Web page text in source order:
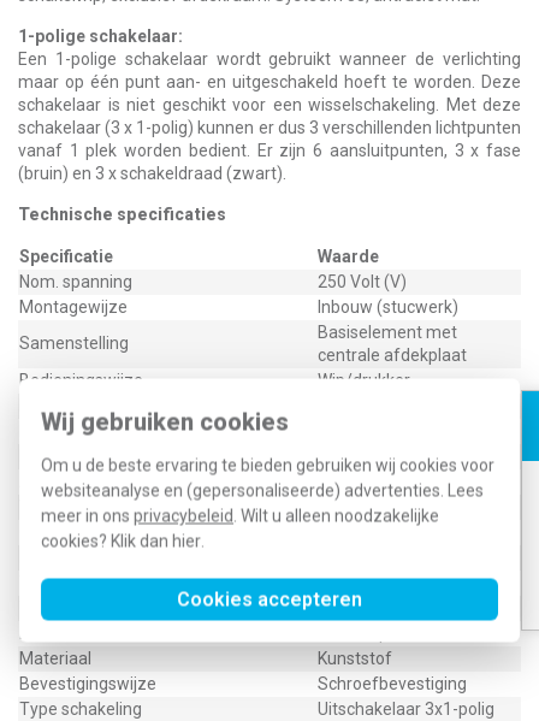
Wij gebruiken cookies
Om u de beste ervaring te bieden gebruiken wij cookies voor
websiteanalyse en (gepersonaliseerde) advertenties. Lees
meer in ons privacybeleid. Wilt u alleen noodzakelijke
cookies? Klik dan hier.
Cookies accepteren
1-polige schakelaar:
Een 1-polige schakelaar wordt gebruikt wanneer de verlichting
maar op één punt aan- en uitgeschakeld hoeft te worden. Deze
schakelaar is niet geschikt voor een wisselschakeling. Met deze
schakelaar (3 x 1-polig) kunnen er dus 3 verschillenden lichtpunten
vanaf 1 plek worden bedient. Er zijn 6 aansluitpunten, 3 x fase
(bruin) en 3 x schakeldraad (zwart).
Technische specificaties
Specificatie
Waarde
Nom. spanning
250 Volt (V)
Montagewijze
Inbouw (stucwerk)
Samenstelling
Basiselement met
centrale afdekplaat
Bedieningswijze
Wip/drukker
Halogeenvrij
Met montageplaat
Nee
Aansluitwijze
Schroefklem
Verlichting
Nee
Oppervlaktebescherming
Tekstveld/beschrijvingsvlak
Nee
Nee
Materiaalkwaliteit
Materiaal
Kunststof
Bevestigingswijze
Schroefbevestiging
Type schakeling
Uitschakelaar 3x1-polig